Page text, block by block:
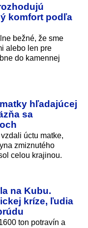
komfort podľa
bežné, že sme
alebo len pre
do kamennej
hľadajúcej
sa
úctu matke,
zmiznutého
celou krajinou.
na Kubu.
kríze, ľudia
ton potravín a